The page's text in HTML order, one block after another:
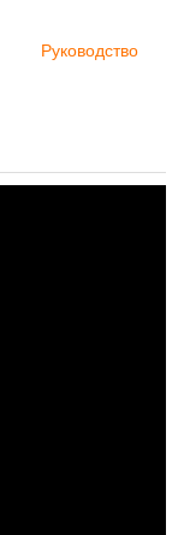
Руководство